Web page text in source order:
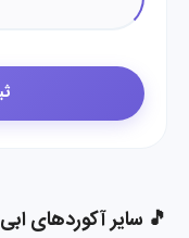
🎵 سایر آکوردهای ابی